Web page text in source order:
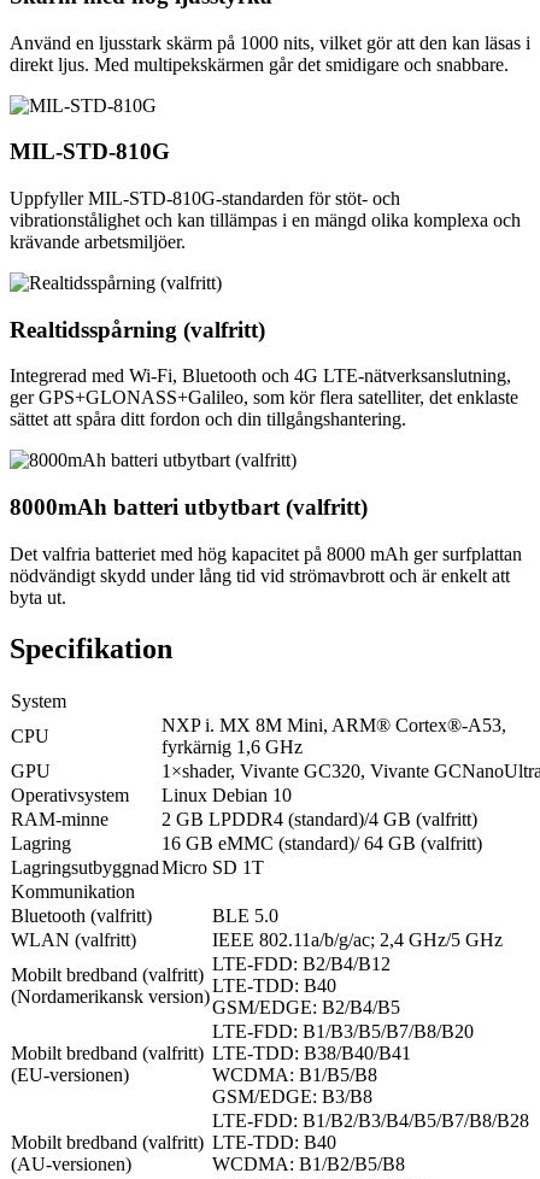
Använd en ljusstark skärm på 1000 nits, vilket gör att den kan läsas i
direkt ljus. Med multipekskärmen går det smidigare och snabbare.
MIL-STD-810G
Uppfyller MIL-STD-810G-standarden för stöt- och
vibrationstålighet och kan tillämpas i en mängd olika komplexa och
krävande arbetsmiljöer.
Realtidsspårning (valfritt)
Integrerad med Wi-Fi, Bluetooth och 4G LTE-nätverksanslutning,
ger GPS+GLONASS+Galileo, som kör flera satelliter, det enklaste
sättet att spåra ditt fordon och din tillgångshantering.
8000mAh batteri utbytbart (valfritt)
Det valfria batteriet med hög kapacitet på 8000 mAh ger surfplattan
nödvändigt skydd under lång tid vid strömavbrott och är enkelt att
byta ut.
Specifikation
System
CPU
NXP i. MX 8M Mini, ARM® Cortex®-A53,
fyrkärnig 1,6 GHz
GPU
1×shader, Vivante GC320, Vivante
Operativsystem
Linux Debian 10
RAM-minne
2 GB LPDDR4 (standard)/4 GB (valfritt)
Lagring
16 GB eMMC (standard)/ 64 GB (valfritt)
LagringsutbyggnadMicro SD 1T
Kommunikation
Bluetooth (valfritt)
BLE 5.0
WLAN (valfritt)
IEEE 802.11a/b/g/ac; 2,4 GHz/5 GHz
Mobilt bredband (valfritt)
(Nordamerikansk version)
LTE-FDD: B2/B4/B12
LTE-TDD: B40
GSM/EDGE: B2/B4/B5
Mobilt bredband (valfritt)
(EU-versionen)
LTE-FDD: B1/B3/B5/B7/B8/B20
LTE-TDD: B38/B40/B41
WCDMA: B1/B5/B8
GSM/EDGE: B3/B8
Mobilt bredband (valfritt)
(AU-versionen)
LTE-FDD: B1/B2/B3/B4/B5/B7/B8/B28
LTE-TDD: B40
WCDMA: B1/B2/B5/B8